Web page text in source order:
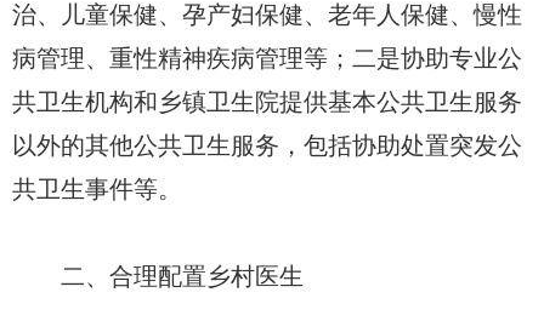
治、儿童保健、孕产妇保健、老年人保健、慢性
病管理、重性精神疾病管理等；二是协助专业公
共卫生机构和乡镇卫生院提供基本公共卫生服务
以外的其他公共卫生服务，包括协助处置突发公
共卫生事件等。
二、合理配置乡村医生